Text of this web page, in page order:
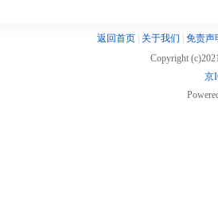
返回首页| 关于我们
免责声
Copyright
京